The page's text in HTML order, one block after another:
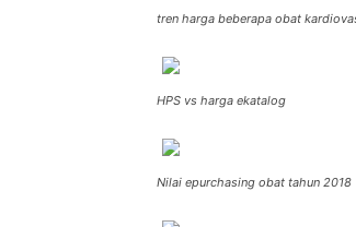
tren harga beberapa obat
HPS vs harga ekatalog
Nilai epurchasing obat tahun 2018